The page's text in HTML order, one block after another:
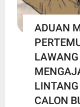
ADUAN
CALON